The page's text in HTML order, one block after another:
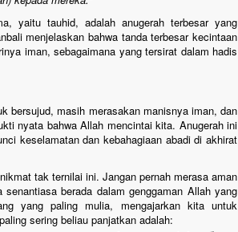
yaitu tauhid, adalah anugerah terbesar yang
menjelaskan bahwa tanda terbesar kecintaan
iman, sebagaimana yang tersirat dalam hadis
bersujud, masih merasakan manisnya iman, dan
nyata bahwa Allah mencintai kita. Anugerah ini
keselamatan dan kebahagiaan abadi di akhirat
tak ternilai ini. Jangan pernah merasa aman
berada dalam genggaman Allah yang
sering beliau panjatkan adalah: